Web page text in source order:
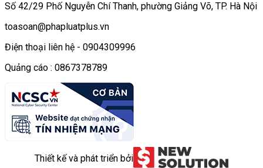
Số 42/29 Phố Nguyễn Chí Thanh, phường Giảng Võ, TP. Hà Nội
toasoan@phapluatplus.vn
Điện thoại liên hệ - 0904309996
Quảng cáo : 0867378789
Thiết kế và phát triển bởi